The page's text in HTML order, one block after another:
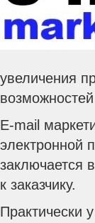
увеличения
E-mail
электронной
заключается
к заказчику.
Практически